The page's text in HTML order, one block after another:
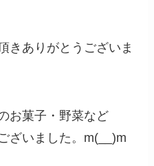
きありがとうございま
お菓子・野菜など
ざいました。m(__)m